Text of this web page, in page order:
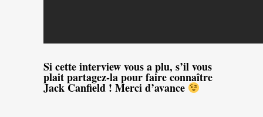
Si cette interview vous a plu, s’il vous
plait partagez-la pour faire connaître
Jack Canfield ! Merci d’avance